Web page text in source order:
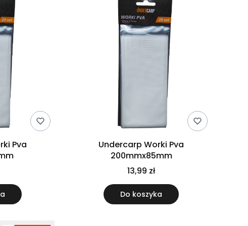
Pva
Undercarp Worki Pva
200mmx85mm
13,99 zł
Do koszyka